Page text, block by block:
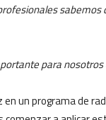
para
un programa de